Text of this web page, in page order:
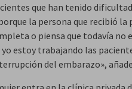
que han tenido
la persona que recibió
o piensa que todavía no
yo estoy trabajando las
del embarazo»,